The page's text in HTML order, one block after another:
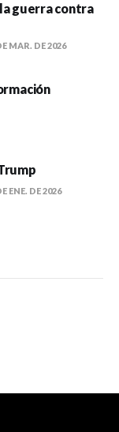
guerra contra
MAR. DE 2026
ENE. DE 2026